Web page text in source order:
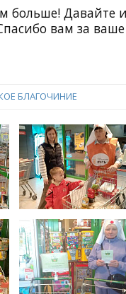
больше! Давайте
вам за
БЛАГОЧИНИЕ